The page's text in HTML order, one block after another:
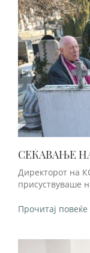
СЕЌАВАЊЕ
Директорот на
присуствуваше
Прочитај повеќе